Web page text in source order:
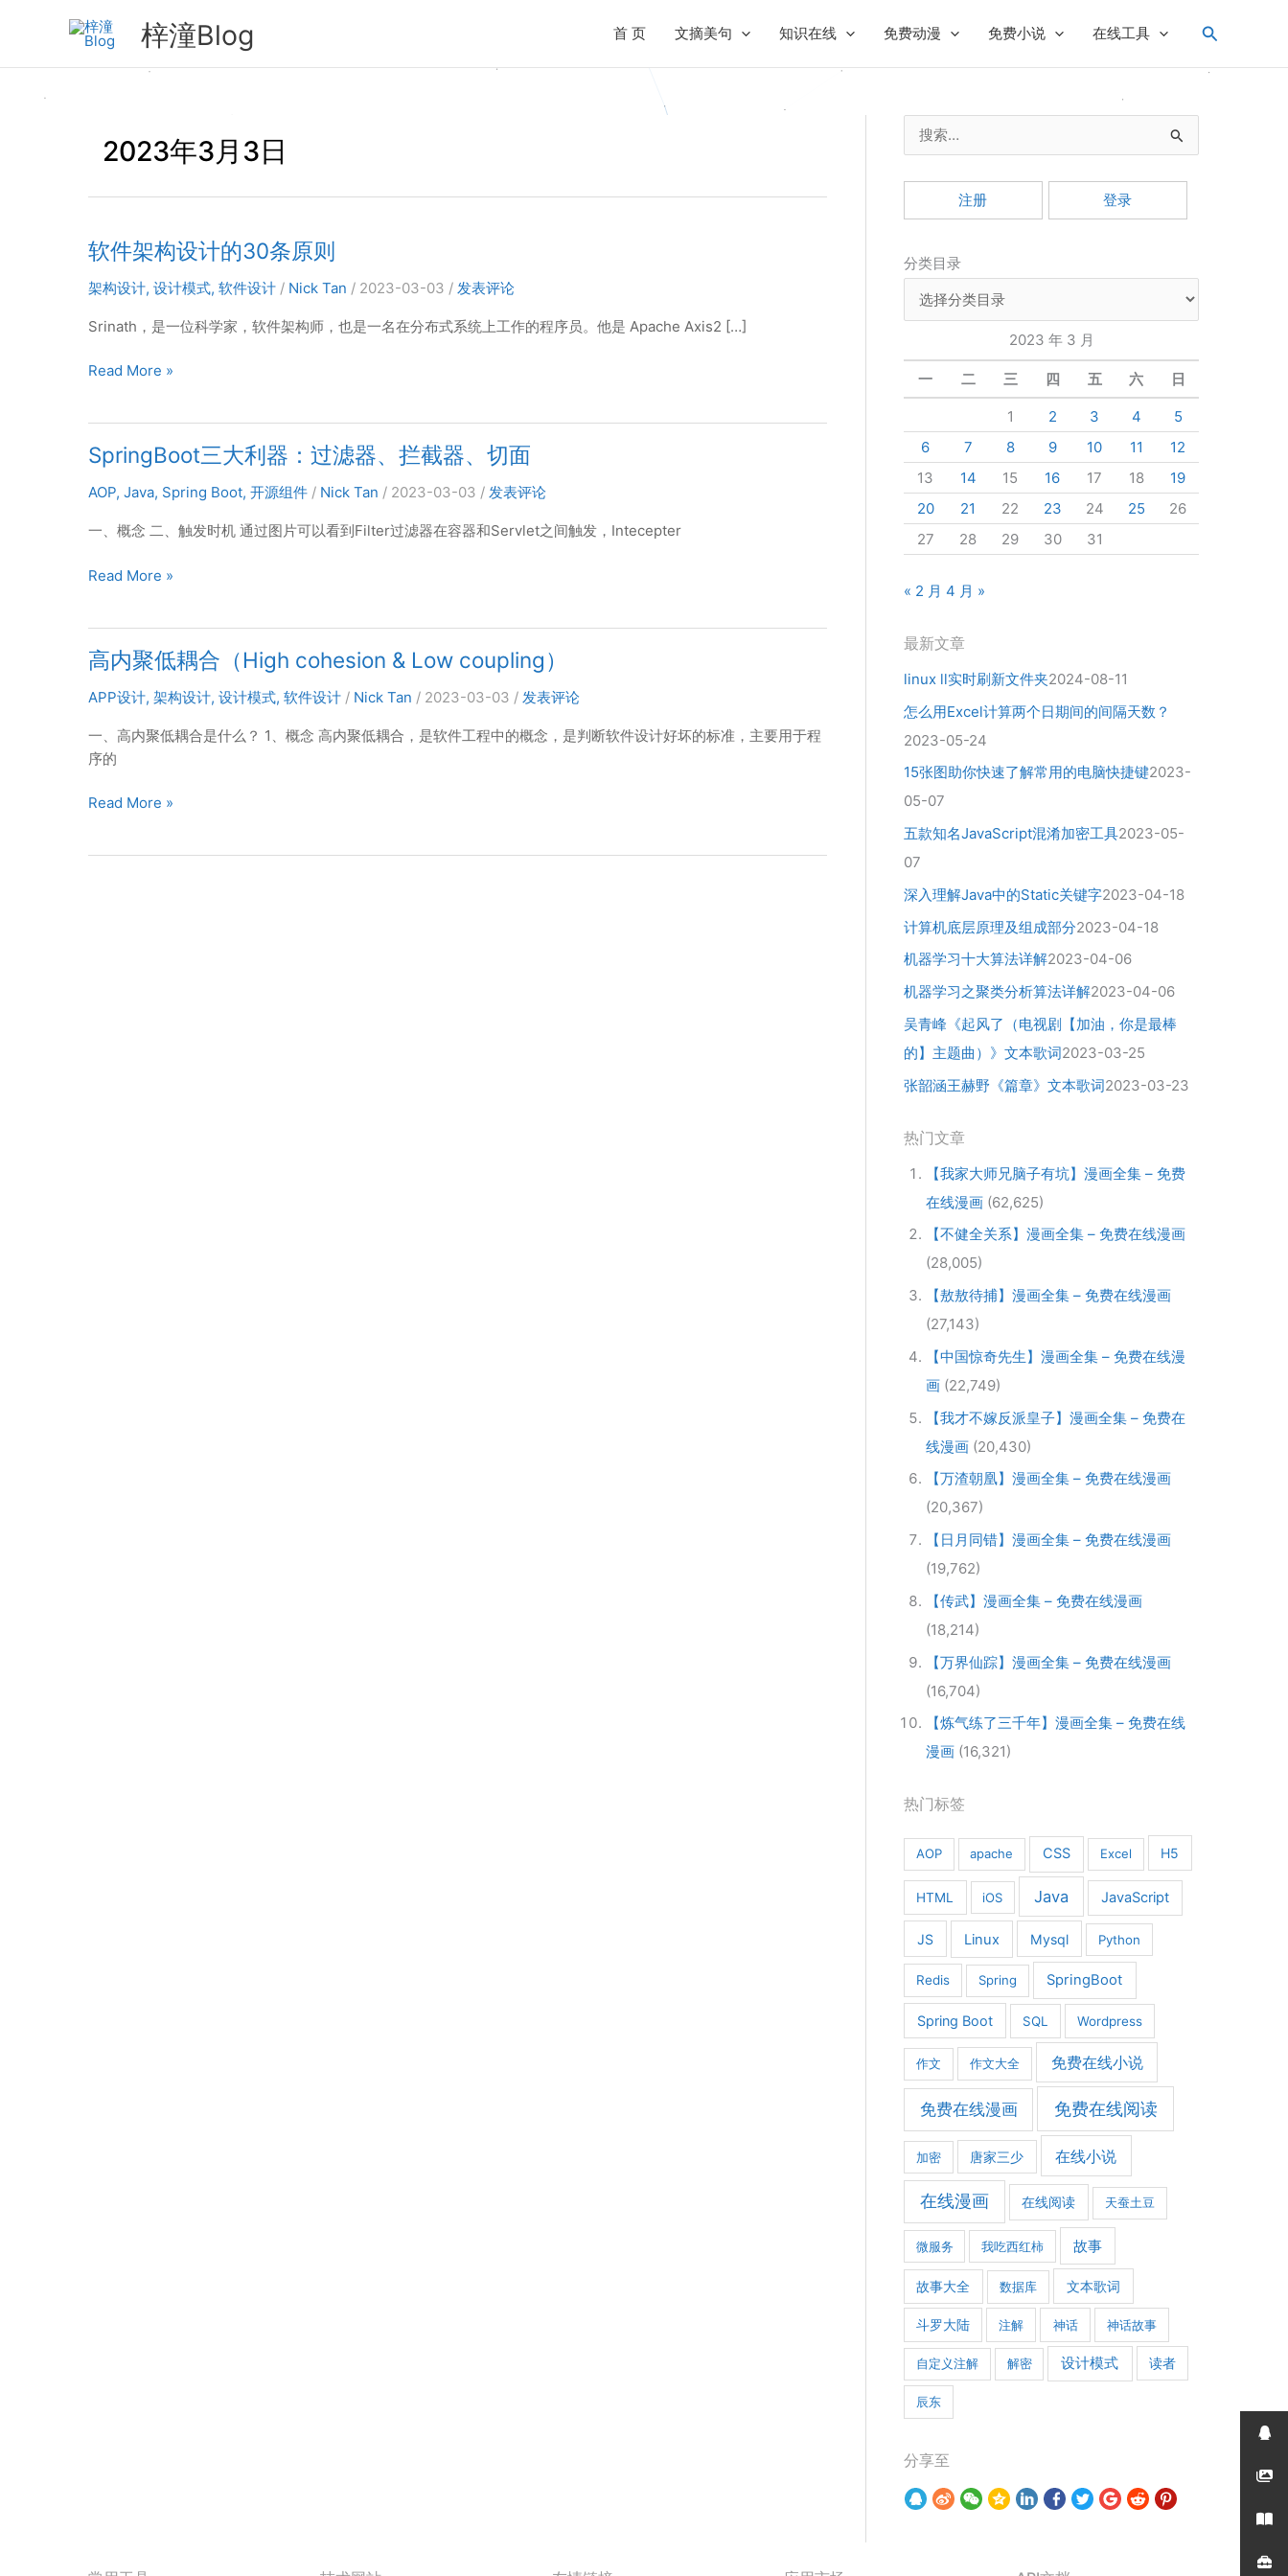
梓潼Blog 首 页 文摘美句 知识在线 免费动漫 免费小说 在线工具
搜
2023年3月3日
软件架构设计的30条原则
架构设计, 设计模式, 软件设计 / Nick Tan / 2023-03-03 / 发表评论
Srinath，是一位科学家，软件架构师，也是一名在分布式系统上工作的程序员。他是 Apache Axis2 […]
软
设
计
30
原
Read More »
SpringBoot三大利器：过滤器、拦截器、切面
AOP, Java, Spring Boot, 开源组件 / Nick Tan / 2023-03-03 / 发表评论
一、概念 二、触发时机 通过图片可以看到Filter过滤器在容器和Servlet之间触发，Intecepter
SpringBoot
器：
过
器、
拦
器、
Read More »
高内聚低耦合（High cohesion & Low coupling）
APP设计, 架构设计, 设计模式, 软件设计 / Nick Tan / 2023-03-03 / 发表评论
一、高内聚低耦合是什么？ 1、概念 高内聚低耦合，是软件工程中的概念，是判断软件设计好坏的标准，主要用于程
序的
高
Read More »
索
：
注册 登录
分类目录
2023 年 3 月
一 二 三 四 五 六 日
1 2 3 4
5
6
7 8 9 10 11
12
13
14 15 16 17 18
19
20
21 22 23 24 25
26
27
28 29 30 31
« 2 月 4 月 »
最新文章
linux ll实时刷新文件夹2024-08-11
怎么用Excel计算两个日期间的间隔天数？
2023-05-24
15张图助你快速了解常用的电脑快捷键2023-
05-07
五款知名JavaScript混淆加密工具2023-05-
07
深入理解Java中的Static关键字2023-04-18
计算机底层原理及组成部分2023-04-18
机器学习十大算法详解2023-04-06
机器学习之聚类分析算法详解2023-04-06
吴青峰《起风了（电视剧【加油，你是最棒
的】主题曲）》文本歌词2023-03-25
张韶涵王赫野《篇章》文本歌词2023-03-23
热门文章
【我家大师兄脑子有坑】漫画全集 – 免费
在线漫画 (62,625)
【不健全关系】漫画全集 – 免费在线漫画
(28,005)
【敖敖待捕】漫画全集 – 免费在线漫画
(27,143)
【中国惊奇先生】漫画全集 – 免费在线漫
画 (22,749)
【我才不嫁反派皇子】漫画全集 – 免费在
线漫画 (20,430)
【万渣朝凰】漫画全集 – 免费在线漫画
(20,367)
【日月同错】漫画全集 – 免费在线漫画
(19,762)
【传武】漫画全集 – 免费在线漫画
(18,214)
【万界仙踪】漫画全集 – 免费在线漫画
(16,704)
【炼气练了三千年】漫画全集 – 免费在线
漫画 (16,321)
热门标签
AOP apache CSS Excel H5
HTML iOS Java JavaScript
JS Linux Mysql Python
Redis Spring SpringBoot
Spring Boot SQL Wordpress
作文 作文大全 免费在线小说
免费在线漫画 免费在线阅读
加密 唐家三少 在线小说
在线漫画 在线阅读 天蚕土豆
微服务 我吃西红柿 故事
故事大全 数据库 文本歌词
斗罗大陆 注解 神话 神话故事
自定义注解 解密 设计模式 读者
辰东
分享至